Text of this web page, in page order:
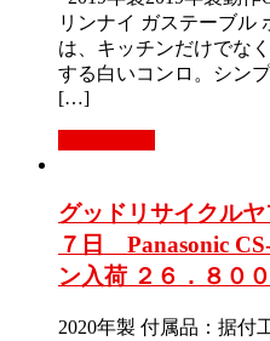
リンナイ ガステーブル
は、キッチンだけでな
する白いコンロ。シン
[…]
グッドリサイクル
７日 Panasonic
ン入荷 ２６．８０
2020年製 付属品：据付